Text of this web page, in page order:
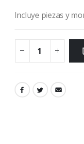
Incluye piezas y